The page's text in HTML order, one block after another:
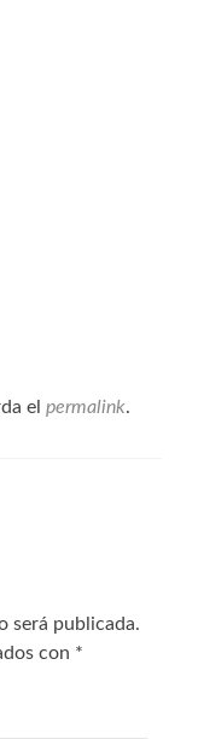
el permalink.
será publicada.
con *